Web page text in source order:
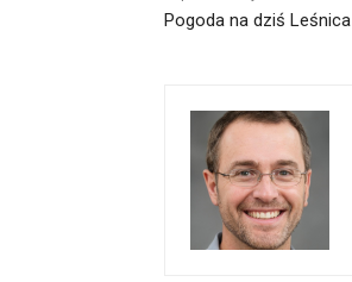
Pogoda na dziś Leśnica